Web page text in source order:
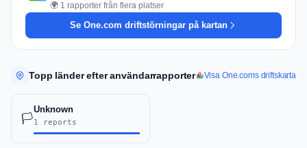
🌍 1 rapporter från flera platser
Se One.com driftstörningar på kartan
Topp länder efter användarrapporter Visa One.coms driftskarta
🏳️
Unknown
1 reports